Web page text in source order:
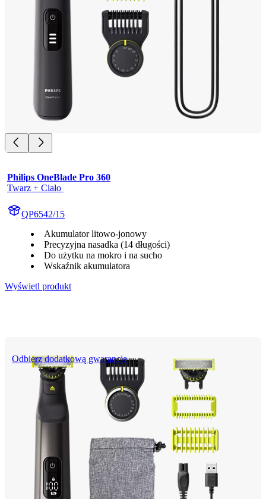
Philips OneBlade Pro 360
Twarz + Ciało
QP6542/15
Akumulator litowo-jonowy
Precyzyjna nasadka (14 długości)
Do użytku na mokro i na sucho
Wskaźnik akumulatora
Wyświetl produkt
Odbierz dodatkową gwarancję